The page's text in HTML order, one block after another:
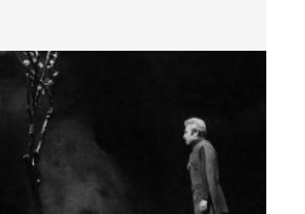
Jan Kačer.